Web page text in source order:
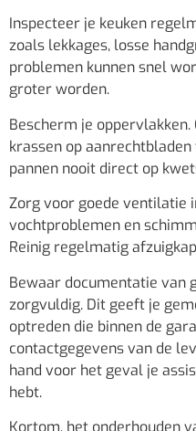
Inspecteer je keuken
zoals lekkages, losse
problemen kunnen snel
groter worden.
Bescherm je
krassen op
pannen nooit direct op
Zorg voor goede ventilatie
vochtproblemen en
Reinig regelmatig
Bewaar documentatie van
zorgvuldig. Dit geeft je
optreden die binnen de
contactgegevens van de
hand voor het geval je
hebt.
Kortom, het onderhouden